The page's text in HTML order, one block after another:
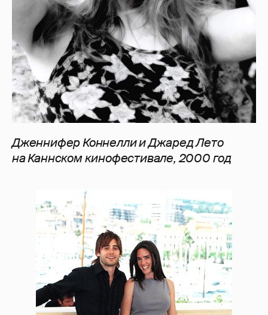
Дженнифер Коннелли и Джаред Лето
наКаннском кинофестивале, 2000 год